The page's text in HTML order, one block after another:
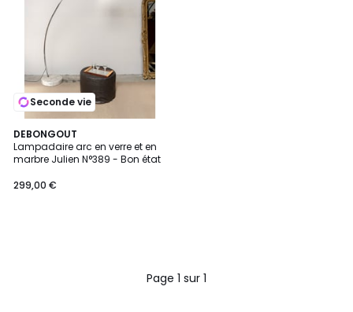
Seconde vie
DEBONGOUT
Lampadaire arc en verre et en
marbre Julien N°389 - Bon état
299,00 €
Page 1 sur 1